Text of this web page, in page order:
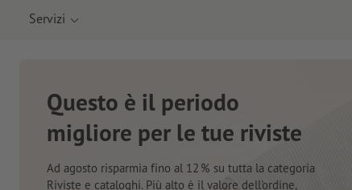
Servizi
Nuovi taccuini
Con materiali innovativi ricavati da scarti di mele e